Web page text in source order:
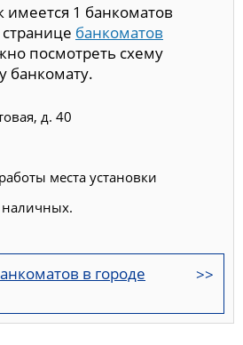
имеется 1 банкоматов
банкоматов
посмотреть схему
банкомату.
д. 40
места установки
в городе